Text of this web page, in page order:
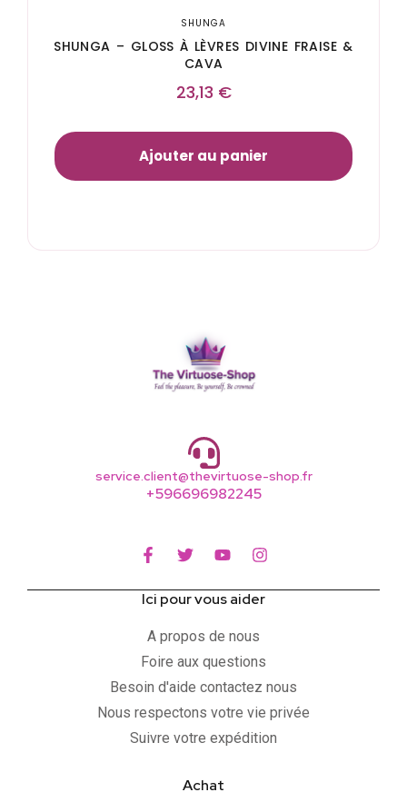
SHUNGA
SHUNGA – GLOSS À LÈVRES DIVINE FRAISE &
CAVA
23,13 €
Ajouter au panier
service.client@thevirtuose-shop.fr
+596696982245
Ici pour vous aider
A propos de nous
Foire aux questions
Besoin d'aide contactez nous
Nous respectons votre vie privée
Suivre votre expédition
Achat